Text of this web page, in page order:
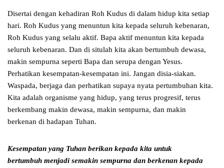
Disertai dengan kehadiran Roh Kudus di dalam hidup kita setiap
hari. Roh Kudus yang menuntun kita kepada seluruh kebenaran,
Roh Kudus yang selalu aktif. Bapa aktif menuntun kita kepada
seluruh kebenaran. Dan di situlah kita akan bertumbuh dewasa,
makin sempurna seperti Bapa dan serupa dengan Yesus.
Perhatikan kesempatan-kesempatan ini. Jangan disia-siakan.
Waspada, berjaga dan perhatikan supaya nyata pertumbuhan kita.
Kita adalah organisme yang hidup, yang terus progresif, terus
berkembang makin dewasa, makin sempurna, dan makin
berkenan di hadapan Tuhan.
Kesempatan yang Tuhan berikan kepada kita untuk
bertumbuh menjadi semakin sempurna dan berkenan kepada